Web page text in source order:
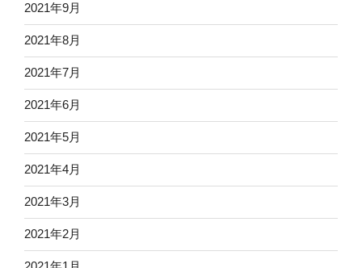
2021年9月
2021年8月
2021年7月
2021年6月
2021年5月
2021年4月
2021年3月
2021年2月